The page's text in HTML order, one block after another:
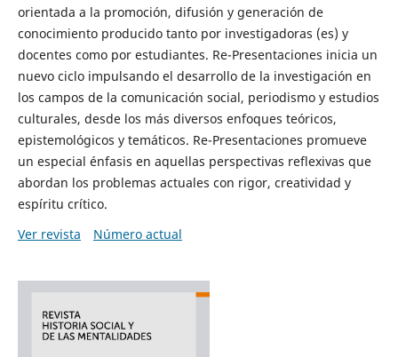
orientada a la promoción, difusión y generación de
conocimiento producido tanto por investigadoras (es) y
docentes como por estudiantes. Re-Presentaciones inicia un
nuevo ciclo impulsando el desarrollo de la investigación en
los campos de la comunicación social, periodismo y estudios
culturales, desde los más diversos enfoques teóricos,
epistemológicos y temáticos. Re-Presentaciones promueve
un especial énfasis en aquellas perspectivas reflexivas que
abordan los problemas actuales con rigor, creatividad y
espíritu crítico.
Ver revista
Número actual